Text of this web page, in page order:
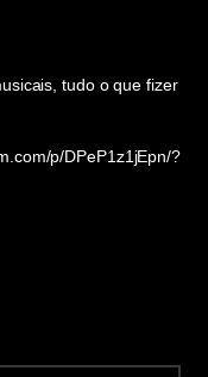
tudo o que fizer
p/DPeP1z1jEpn/?